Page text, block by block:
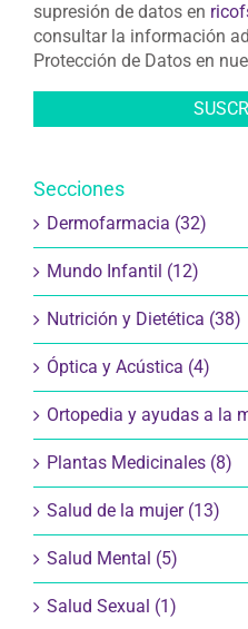
supresión de datos en
consultar la información
Protección de Datos en
Secciones
Dermofarmacia (32)
Mundo Infantil (12)
Nutrición y Dietética (38)
Óptica y Acústica (4)
Ortopedia y ayudas a la
Plantas Medicinales (8)
Salud de la mujer (13)
Salud Mental (5)
Salud Sexual (1)